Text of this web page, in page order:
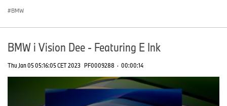
BMW
BMW i Vision Dee - Featuring E Ink
Thu Jan 05 05:16:05 CET 2023 PF0009288 · 00:00:14